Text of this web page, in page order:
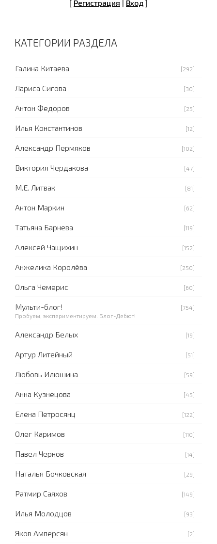
[ Регистрация | Вход ]
КАТЕГОРИИ РАЗДЕЛА
Галина Китаева [292]
Лариса Сигова [30]
Антон Федоров [25]
Илья Константинов [12]
Александр Пермяков [102]
Виктория Чердакова [47]
М.Е. Литвак [81]
Антон Маркин [62]
Татьяна Барнева [119]
Алексей Чащихин [152]
Анжелика Королёва [250]
Ольга Чемерис [60]
Мульти-блог!
[754]
Пробуем, экспериментируем. Блог-Дебют!
Александр Белых [19]
Артур Литейный [51]
Любовь Илюшина [59]
Анна Кузнецова [45]
Елена Петросянц [122]
Олег Каримов [110]
Павел Чернов [14]
Наталья Бочковская [29]
Ратмир Саяхов [149]
Илья Молодцов [93]
Яков Амперсян [2]